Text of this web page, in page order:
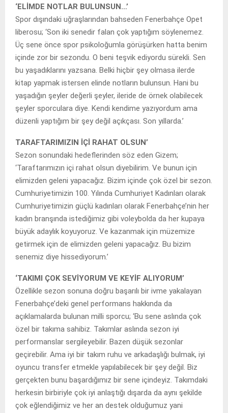
‘ELİMDE NOTLAR BULUNSUN…’
Spor dışındaki uğraşlarından bahseden Fenerbahçe Opet
liberosu; ‘Son iki senedir falan çok yaptığım söylenemez.
Üç sene önce spor psikoloğumla görüşürken hatta benim
içinde zor bir sezondu. O beni teşvik ediyordu sürekli. Sen
bu yaşadıklarını yazsana. Belki hiçbir şey olmasa ilerde
kitap yapmak istersen elinde notların bulunsun. Hani bu
yaşadığın şeyler değerli şeyler, ileride de örnek olabilecek
şeyler sporculara diye. Kendi kendime yazıyordum ama
düzenli yaptığım bir şey değil açıkçası. Son yıllarda.’
TARAFTARIMIZIN İÇİ RAHAT OLSUN’
Sezon sonundaki hedeflerinden söz eden Gizem;
‘Taraftarımızın içi rahat olsun diyebilirim. Ve bunun için
elimizden geleni yapacağız. Bizim içinde çok özel bir sezon.
Cumhuriyetimizin 100. Yılında Cumhuriyet Kadınları olarak
Cumhuriyetimizin güçlü kadınları olarak Fenerbahçe’nin her
kadın branşında istediğimiz gibi voleybolda da her kupaya
büyük adaylık koyuyoruz. Ve kazanmak için müzemize
getirmek için de elimizden geleni yapacağız. Bu bizim
senemiz diye hissediyorum.’
‘TAKIMI ÇOK SEVİYORUM VE KEYİF ALIYORUM’
Özellikle sezon sonuna doğru başarılı bir ivme yakalayan
Fenerbahçe’deki genel performans hakkında da
açıklamalarda bulunan milli sporcu; ‘Bu sene aslında çok
özel bir takıma sahibiz. Takımlar aslında sezon iyi
performanslar sergileyebilir. Bazen düşük sezonlar
geçirebilir. Ama iyi bir takım ruhu ve arkadaşlığı bulmak, iyi
oyuncu transfer etmekle yapılabilecek bir şey değil. Biz
gerçekten bunu başardığımız bir sene içindeyiz. Takımdaki
herkesin birbiriyle çok iyi anlaştığı dışarda da aynı şekilde
çok eğlendiğimiz ve her an destek olduğumuz yani